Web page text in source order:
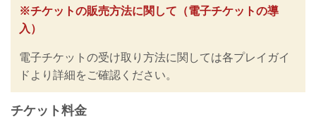
リ・シェイドゥラエフ vs. ビクター・コ
レスニック
ラジャブアリ・シェイドゥラエフ vs. ビ
クター・コレスニック
※チケットの販売方法に関して（電子チケットの導
入）
電子チケットの受け取り方法に関しては各プレイガイ
ドより詳細をご確認ください。
チケット料金